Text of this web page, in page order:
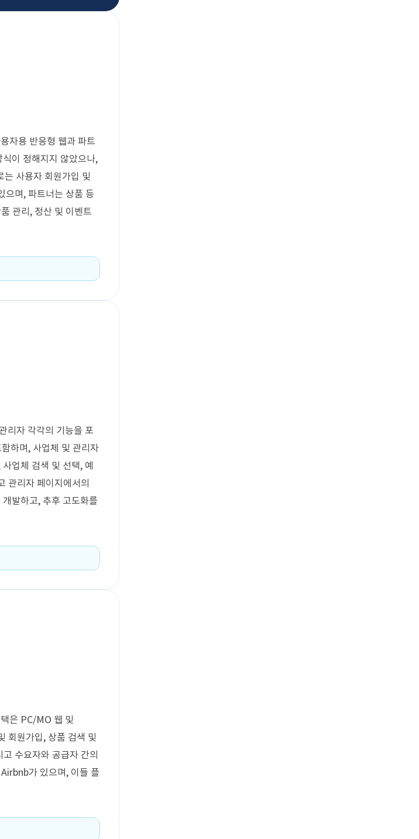
자용 반응형 웹과 파트
이 정해지지 않았으나,
는 사용자 회원가입 및
으며, 파트너는 상품 등
관리, 정산 및 이벤트
리자 각각의 기능을 포
하며, 사업체 및 관리자
업체 검색 및 선택, 예
관리자 페이지에서의
발하고, 추후 고도화를
은 PC/MO 웹 및
회원가입, 상품 검색 및
수요자와 공급자 간의
가 있으며, 이들 플